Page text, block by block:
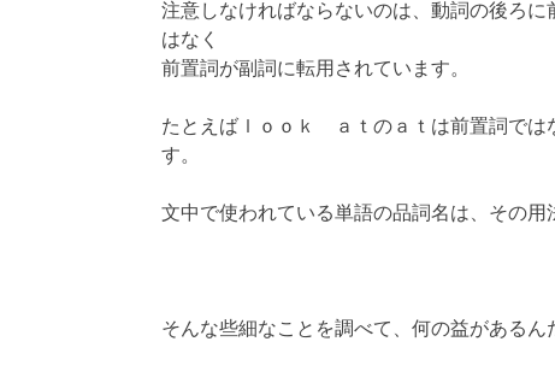
注意しなければならないのは、動詞の後ろ
はなく
前置詞が副詞に転用されています。
たとえばｌｏｏｋ ａｔのａｔは前置詞では
す。
文中で使われている単語の品詞名は、その用
そんな些細なことを調べて、何の益があるん